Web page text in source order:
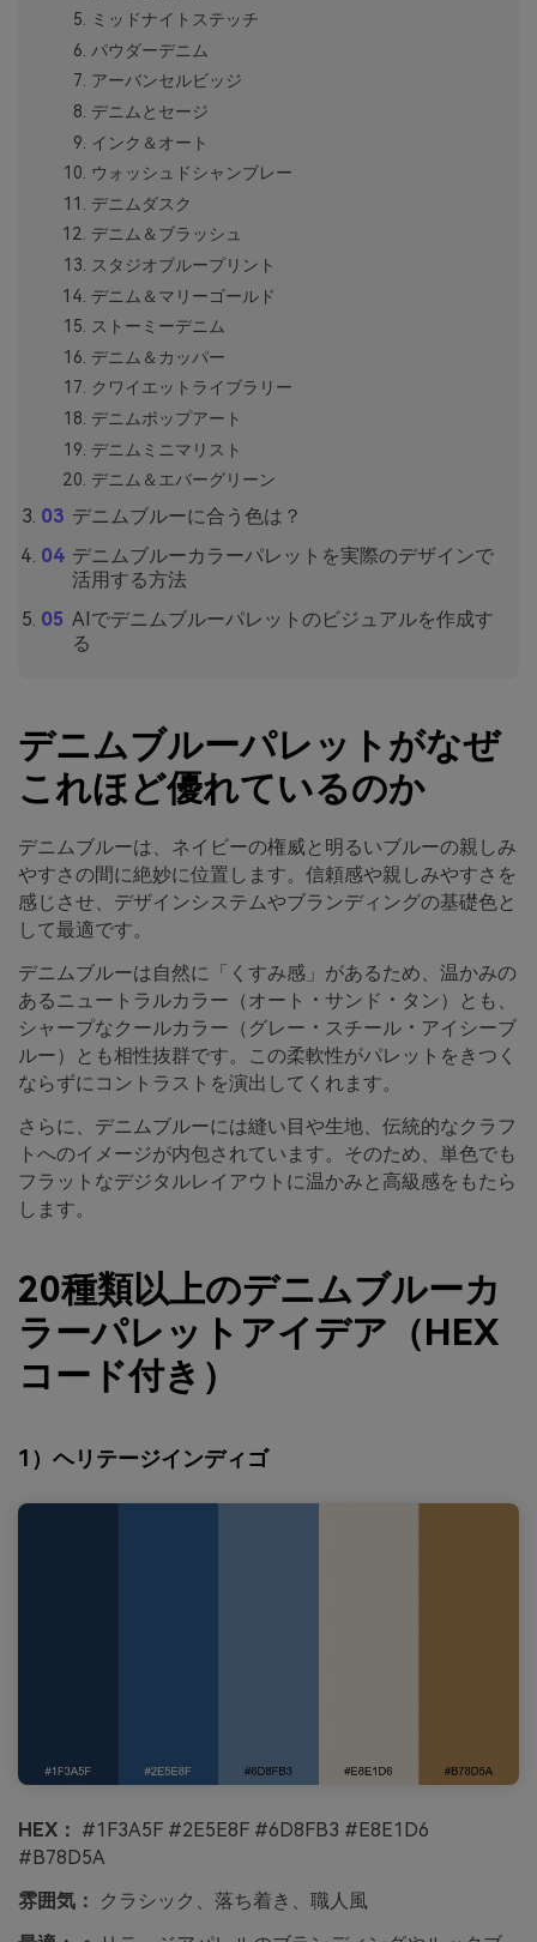
ミッドナイトステッチ
パウダーデニム
アーバンセルビッジ
デニムとセージ
インク＆オート
ウォッシュドシャンブレー
デニムダスク
デニム＆ブラッシュ
スタジオブループリント
デニム＆マリーゴールド
ストーミーデニム
デニム＆カッパー
クワイエットライブラリー
デニムポップアート
デニムミニマリスト
デニム＆エバーグリーン
デニムブルーに合う色は？
デニムブルーカラーパレットを実際のデザインで
活用する方法
AIでデニムブルーパレットのビジュアルを作成す
る
デニムブルーパレットがなぜ
これほど優れているのか
デニムブルーは、ネイビーの権威と明るいブルーの親しみ
やすさの間に絶妙に位置します。信頼感や親しみやすさを
感じさせ、デザインシステムやブランディングの基礎色と
して最適です。
デニムブルーは自然に「くすみ感」があるため、温かみの
あるニュートラルカラー（オート・サンド・タン）とも、
シャープなクールカラー（グレー・スチール・アイシーブ
ルー）とも相性抜群です。この柔軟性がパレットをきつく
ならずにコントラストを演出してくれます。
さらに、デニムブルーには縫い目や生地、伝統的なクラフ
トへのイメージが内包されています。そのため、単色でも
フラットなデジタルレイアウトに温かみと高級感をもたら
します。
20種類以上のデニムブルーカ
ラーパレットアイデア（HEX
コード付き）
1）ヘリテージインディゴ
HEX： #1F3A5F #2E5E8F #6D8FB3 #E8E1D6
#B78D5A
雰囲気：
クラシック、落ち着き、職人風